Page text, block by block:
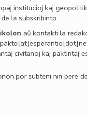
institucioj kaj
la subskribinto.
aŭ kontakti la
civitanoj kaj paktintaj
por subteni nin pere de